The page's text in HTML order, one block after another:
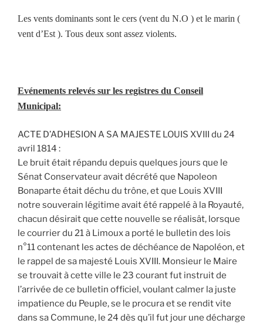
Les vents dominants sont le cers (vent du N.O ) et le marin (
vent d’Est ). Tous deux sont assez violents.
Evénements relevés sur les registres du Conseil
Municipal:
ACTE D’ADHESION A SA MAJESTE LOUIS XVIII du 24
avril 1814 :
Le bruit était répandu depuis quelques jours que le
Sénat Conservateur avait décrété que Napoleon
Bonaparte était déchu du trône, et que Louis XVIII
notre souverain légitime avait été rappelé à la Royauté,
chacun désirait que cette nouvelle se réalisât, lorsque
le courrier du 21 à Limoux a porté le bulletin des lois
n°11 contenant les actes de déchéance de Napoléon, et
le rappel de sa majesté Louis XVIII. Monsieur le Maire
se trouvait à cette ville le 23 courant fut instruit de
l’arrivée de ce bulletin officiel, voulant calmer la juste
impatience du Peuple, se le procura et se rendit vite
dans sa Commune, le 24 dès qu’il fut jour une décharge